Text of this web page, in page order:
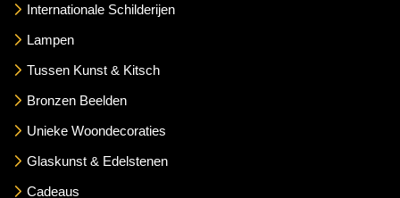
Internationale Schilderijen
Lampen
Tussen Kunst & Kitsch
Bronzen Beelden
Unieke Woondecoraties
Glaskunst & Edelstenen
Cadeaus